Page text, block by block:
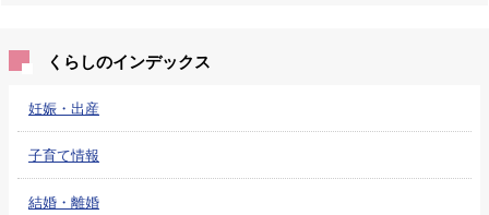
くらしのインデックス
妊娠・出産
子育て情報
結婚・離婚